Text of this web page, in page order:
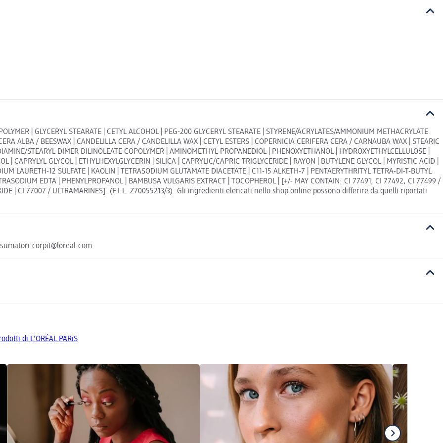
| GLYCERYL STEARATE | CETYL ALCOHOL | PEG-200 GLYCERYL STEARATE | STYRENE/ACRYLATES/AMMONIUM METHACRYLATE
ALBA / BEESWAX | CANDELILLA CERA / CANDELILLA WAX | CETYL ESTERS | COPERNICIA CERIFERA CERA / CARNAUBA WAX | STEARIC
STEARYL DIMER DILINOLEATE COPOLYMER | AMINOMETHYL PROPANEDIOL | PHENOXYETHANOL | HYDROXYETHYLCELLULOSE |
| CAPRYLYL GLYCOL | ETHYLHEXYLGLYCERIN | SILICA | CAPRYLIC/CAPRIC TRIGLYCERIDE | RAYON | BUTYLENE GLYCOL | MYRISTIC ACID |
LAURETH-12 SULFATE | KAOLIN | TETRASODIUM GLUTAMATE DIACETATE | C11-15 ALKETH-7 | PENTAERYTHRITYL TETRA-DI-T-BUTYL
EDTA | PHENYLPROPANOL | BAMBUSA VULGARIS EXTRACT | TOCOPHEROL | [+/- MAY CONTAIN: CI 77491, CI 77492, CI 77499 /
| CI 77007 / ULTRAMARINES]. (F.I.L. Z70055213/3). Gli ingredienti elencati nello shop online possono differire da quelli riportati
di L'ORÉAL PARiS